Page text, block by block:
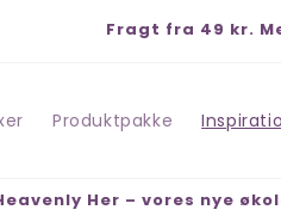
sikkert med Klarna,
leveringer - Åbent
Produktpakke
Heavenly Her – vores nye